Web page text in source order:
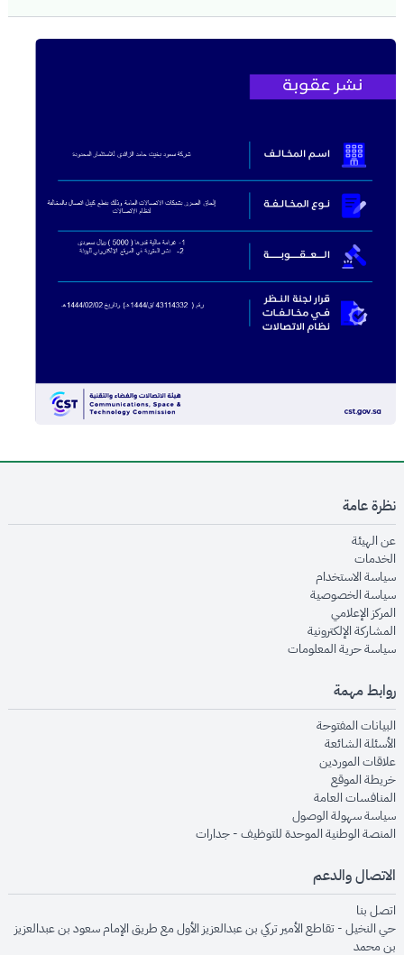
نظرة عامة
عن الهيئةopens in new window
الخدماتopens in new window
سياسة الاستخدام
سياسة الخصوصيةopens in new window
المركز الإعلاميopens in new window
المشاركة الإلكترونيةopens in new window
سياسة حرية المعلوماتopens in new window
روابط مهمة
البيانات المفتوحةopens in new window
الأسئلة الشائعةopens in new window
علاقات الموردينopens in new window
خريطة الموقعopens in new window
المنافسات العامةopens in new window
سياسة سهولة الوصولopens in new window
المنصة الوطنية الموحدة للتوظيف - جداراتopens in new window
الاتصال والدعم
اتصل بنا
حي النخيل - تقاطع الأمير تركي بن عبدالعزيز الأول مع طريق الإمام سعود بن عبدالعزيز
بن محمد